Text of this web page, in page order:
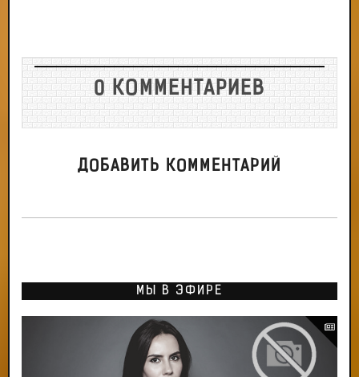
0 КОММЕНТАРИЕВ
ДОБАВИТЬ КОММЕНТАРИЙ
МЫ В ЭФИРЕ